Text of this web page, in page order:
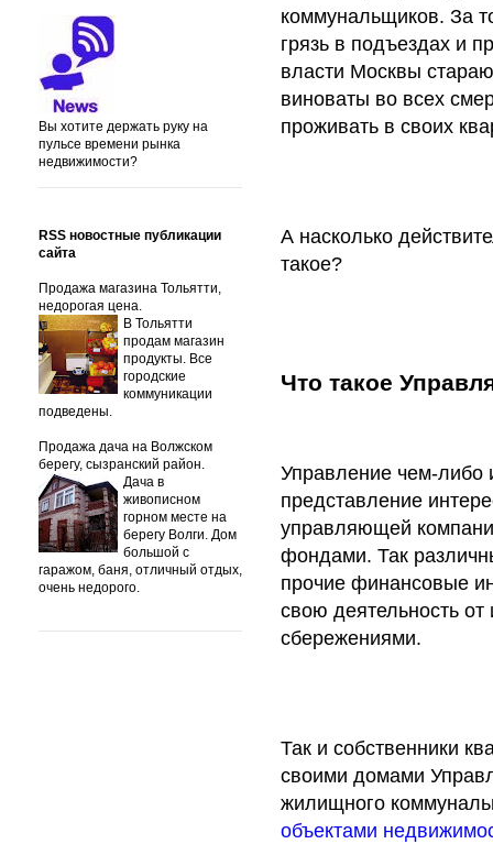
коммунальщиков. За
грязь в подъездах и
власти Москвы
виноваты во всех
проживать в своих
А насколько
такое?
Что такое
Управление чем-либо
представление
управляющей
фондами. Так
прочие финансовые
свою деятельность
сбережениями.
Так и собственники
своими домами
жилищного
объектами
Вы хотите держать руку на
пульсе времени рынка
недвижимости?
RSS новостные публикации
сайта
Продажа магазина Тольятти,
недорогая цена.
В Тольятти
продам магазин
продукты. Все
городские
коммуникации
подведены.
Продажа дача на Волжском
берегу, сызранский район.
Дача в
живописном
горном месте на
берегу Волги. Дом
большой с
гаражом, баня, отличный отдых,
очень недорого.